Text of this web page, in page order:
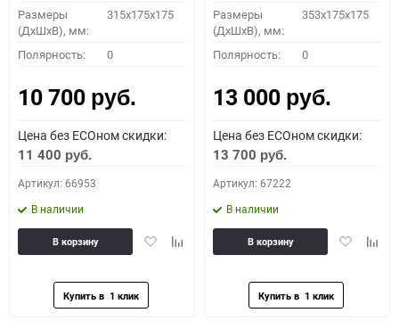
Размеры
(ДхШхВ), мм:
315x175x175
Полярность: 0
10 700 руб.
Цена без ECOном скидки:
11 400 руб.
Артикул: 66953
В наличии
ДобавитьДобавить
В корзину
Размеры
(ДхШхВ), мм:
353x175x175
Полярность: 0
13 000 руб.
Цена без ECOном скидки:
13 700 руб.
Артикул: 67222
В наличии
Добавить
В корзину